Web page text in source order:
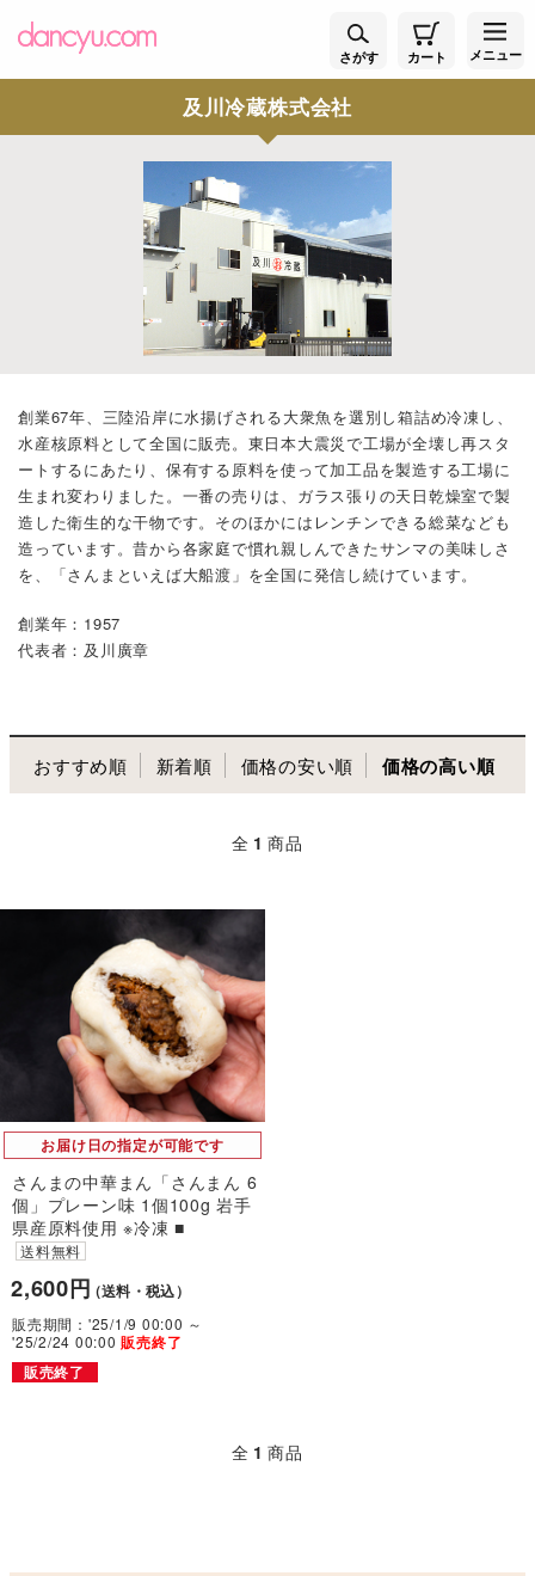
さがす カート メニュー
及川冷蔵株式会社
創業67年、三陸沿岸に水揚げされる大衆魚を選別し箱詰め冷凍し、
水産核原料として全国に販売。東日本大震災で工場が全壊し再スタ
ートするにあたり、保有する原料を使って加工品を製造する工場に
生まれ変わりました。一番の売りは、ガラス張りの天日乾燥室で製
造した衛生的な干物です。そのほかにはレンチンできる総菜なども
造っています。昔から各家庭で慣れ親しんできたサンマの美味しさ
を、「さんまといえば大船渡」を全国に発信し続けています。
創業年：1957
代表者：及川廣章
おすすめ順 新着順 価格の安い順 価格の高い順
全 1 商品
お届け日の指定が可能です
さんまの中華まん「さんまん 6
個」プレーン味 1個100g 岩手
県産原料使用 ※冷凍 ■
送料無料
2,600円（送料・税込）
販売期間：'25/1/9 00:00 ～
'25/2/24 00:00販売終了
販売終了
全 1 商品